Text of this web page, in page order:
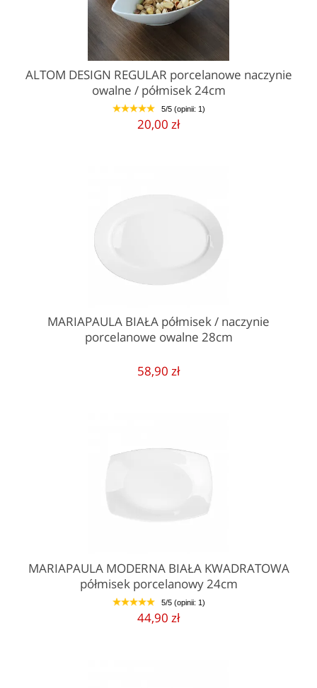
ALTOM DESIGN REGULAR porcelanowe naczynie
owalne / półmisek 24cm
1 2 3 4 5 5/5 (opinii: 1)
20,00 zł
MARIAPAULA BIAŁA półmisek / naczynie
porcelanowe owalne 28cm
58,90 zł
MARIAPAULA MODERNA BIAŁA KWADRATOWA
półmisek porcelanowy 24cm
1 2 3 4 5 5/5 (opinii: 1)
44,90 zł